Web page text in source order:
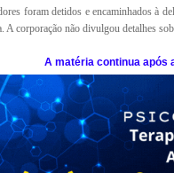
foram detidos e encaminhados à
A corporação não divulgou detalhes
A matéria continua após